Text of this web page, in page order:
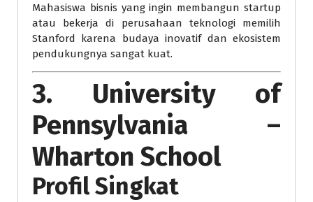
Mahasiswa bisnis yang ingin membangun startup
atau bekerja di perusahaan teknologi memilih
Stanford karena budaya inovatif dan ekosistem
pendukungnya sangat kuat.
3. University of
Pennsylvania –
Wharton School
Profil Singkat